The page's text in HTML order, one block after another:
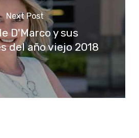
Next Post
D'Marco y sus
del año viejo 2018